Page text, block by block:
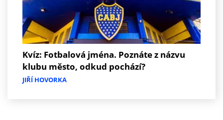
Kvíz: Fotbalová jména. Poznáte z názvu
klubu město, odkud pochází?
JIŘÍ HOVORKA